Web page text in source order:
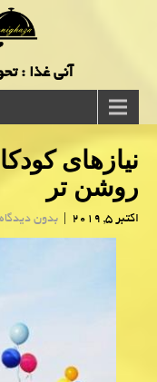
آنی غذا :
نیازهای
روشن تر
اکتبر 5, 2019 | بدون دیدگاه